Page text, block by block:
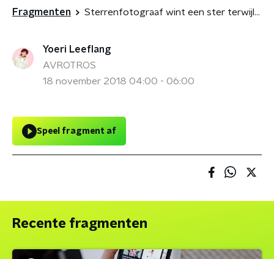
Fragmenten Sterrenfotograaf wint een ster terwijl er een vallende ster valt! #echtwaar
Yoeri Leeflang
AVROTROS
18 november 2018 04:00 - 06:00
Speel fragment af
Recente fragmenten